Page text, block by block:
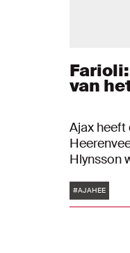
van
Ajax
Hlynsson
hoogte
Johan
Tags
#AJAHEE